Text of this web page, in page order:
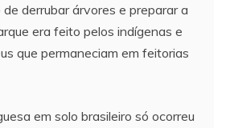
derrubar árvores e preparar a
era feito pelos indígenas e
que permaneciam em feitorias
em solo brasileiro só ocorreu